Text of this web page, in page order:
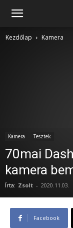
Kezdőlap Kamera
Kamera Tesztek
70mai
kamera
Írta: Zsolt - 2020.11.03.
Facebook